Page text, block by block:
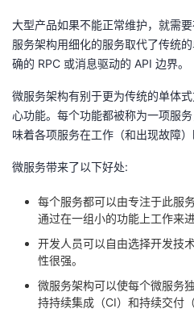
播
活
的
注
我
开
发
者
学
堂
的
Programs
我
的
支
持
我
大型产品如果不能正常维护，就需
服务架构用细化的服务取代了传统
确的 RPC 或消息驱动的 API 边界。
微服务架构有别于更为传统的单体
心功能。每个功能都被称为一项服
味着各项服务在工作（和出现故障）
微服务带来了以下好处:
每个服务都可以由专注于此服
通过在一组小的功能上工作来
开发人员可以自由选择开发技
性很强。
微服务架构可以使每个微服务
持持续集成（CI）和持续交付（